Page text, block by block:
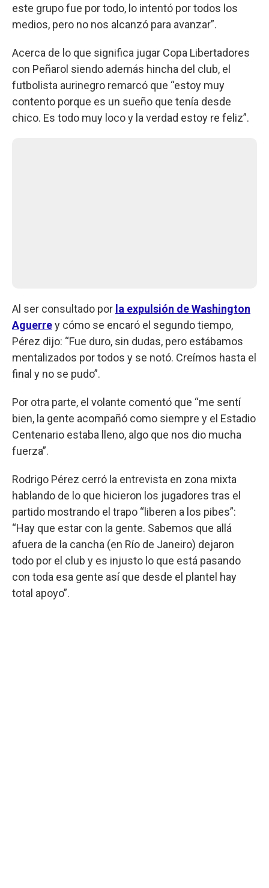
este grupo fue por todo, lo intentó por todos los
medios, pero no nos alcanzó para avanzar”.
Acerca de lo que significa jugar Copa Libertadores
con Peñarol siendo además hincha del club, el
futbolista aurinegro remarcó que “estoy muy
contento porque es un sueño que tenía desde
chico. Es todo muy loco y la verdad estoy re feliz”.
Al ser consultado por la expulsión de Washington
Aguerrey cómo se encaró el segundo tiempo,
Pérez dijo: “Fue duro, sin dudas, pero estábamos
mentalizados por todos y se notó. Creímos hasta el
final y no se pudo”.
Por otra parte, el volante comentó que “me sentí
bien, la gente acompañó como siempre y el Estadio
Centenario estaba lleno, algo que nos dio mucha
fuerza”.
Rodrigo Pérez cerró la entrevista en zona mixta
hablando de lo que hicieron los jugadores tras el
partido mostrando el trapo “liberen a los pibes”:
“Hay que estar con la gente. Sabemos que allá
afuera de la cancha (en Río de Janeiro) dejaron
todo por el club y es injusto lo que está pasando
con toda esa gente así que desde el plantel hay
total apoyo”.